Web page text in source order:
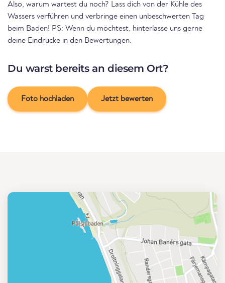
Also, warum wartest du noch? Lass dich von der Kühle des
Wassers verführen und verbringe einen unbeschwerten Tag
beim Baden! PS: Wenn du möchtest, hinterlasse uns gerne
deine Eindrücke in den Bewertungen.
Du warst bereits an diesem Ort?
Foto hochladen Jetzt bewerten